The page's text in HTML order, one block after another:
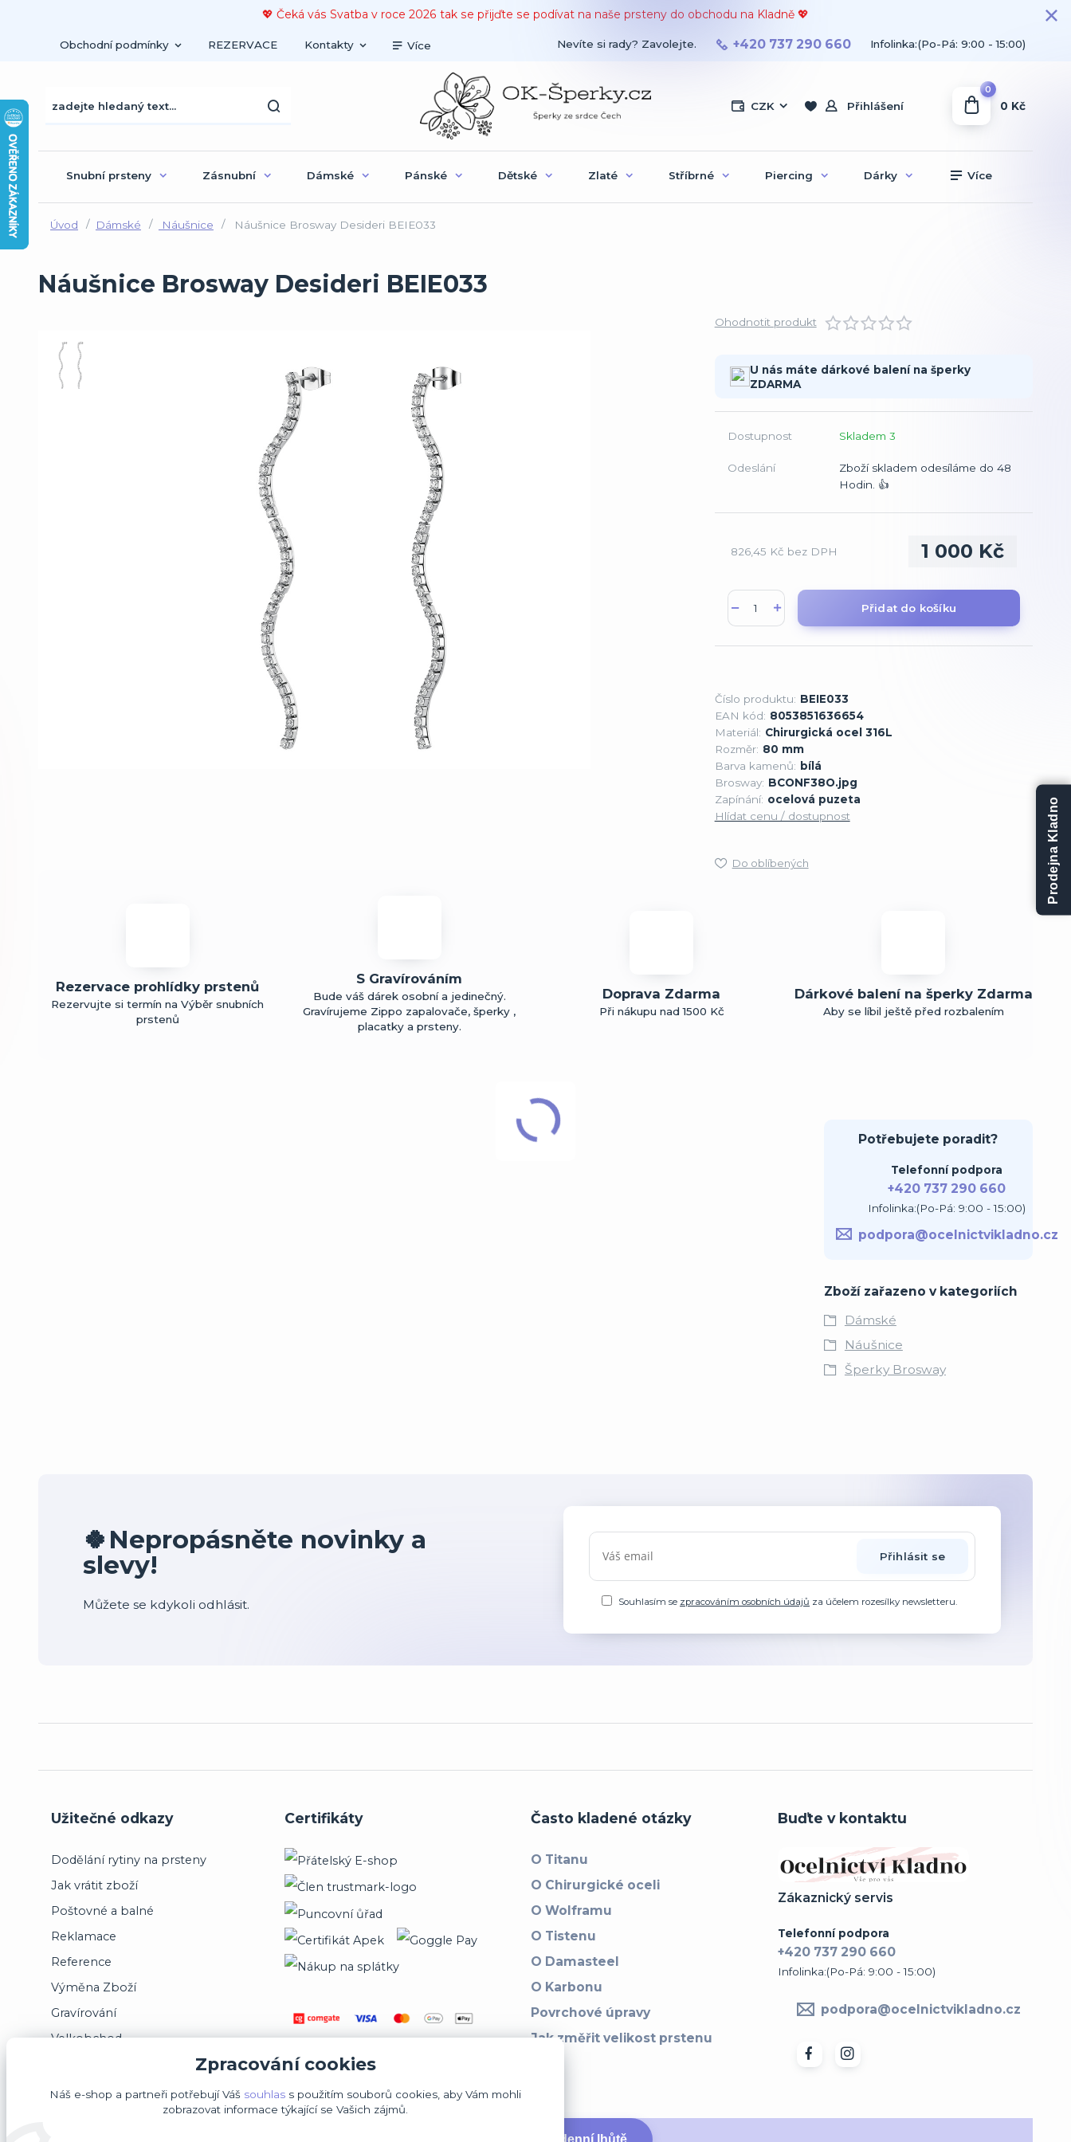
💖 Čeká vás Svatba v roce 2026 tak se přijďte se podívat na naše prsteny do obchodu na Kladně 💖
Obchodní podmínky REZERVACE Kontakty Více
CZK Přihlášení
Nevíte si rady? Zavolejte. +420 737 290 660 Infolinka:(Po-Pá: 9:00 - 15:00)
0
0 Kč
Snubní prsteny Zásnubní Dámské Pánské Dětské Zlaté Stříbrné Piercing Dárky Více
Úvod Dámské Náušnice Náušnice Brosway Desideri BEIE033
Náušnice Brosway Desideri BEIE033
Ohodnotit produkt
U nás máte dárkové balení na šperky
ZDARMA
Dostupnost Skladem 3
Odeslání
Zboží skladem odesíláme do 48
Hodin. 👍
1 000 Kč
826,45 Kč bez DPH
Přidat do košíku
Číslo produktu: BEIE033
EAN kód: 8053851636654
Materiál: Chirurgická ocel 316L
Rozměr: 80 mm
Barva kamenů: bílá
Brosway: BCONF38O.jpg
Zapínání: ocelová puzeta
Hlídat cenu / dostupnost
Do oblíbených
Rezervace prohlídky prstenů
Rezervujte si termín na Výběr snubních
prstenů
S Gravírováním
Bude váš dárek osobní a jedinečný.
Gravírujeme Zippo zapalovače, šperky ,
placatky a prsteny.
Doprava Zdarma
Při nákupu nad 1500 Kč
Dárkové balení na šperky Zdarma
Aby se líbil ještě před rozbalením
Potřebujete poradit?
Telefonní podpora
+420 737 290 660
Infolinka:(Po-Pá: 9:00 - 15:00)
podpora@ocelnictvikladno.cz
Zboží zařazeno v kategoriích
Dámské
Náušnice
Šperky Brosway
🍀Nepropásněte novinky a
slevy!
Můžete se kdykoli odhlásit.
Přihlásit se
Souhlasím se zpracováním osobních údajů za účelem rozesílky newsletteru.
Prodejna Kladno
Užitečné odkazy
Dodělání rytiny na prsteny
Jak vrátit zboží
Poštovné a balné
Reklamace
Reference
Výměna Zboží
Gravírování
Velkobchod
Jsme registrováni na puncovním úřadě
Certifikáty Často kladené otázky
O Titanu
O Chirurgické oceli
O Wolframu
O Tistenu
O Damasteel
O Karbonu
Povrchové úpravy
Jak změřit velikost prstenu
Buďte v kontaktu
Zákaznický servis
Telefonní podpora
+420 737 290 660
Infolinka:(Po-Pá: 9:00 - 15:00)
podpora@ocelnictvikladno.cz
↩ Vrátit zboží ve 14denní lhůtě
Zpracování cookies
Náš e-shop a partneři potřebují Váš souhlas s použitím souborů cookies, aby Vám mohli
zobrazovat informace týkající se Vašich zájmů.